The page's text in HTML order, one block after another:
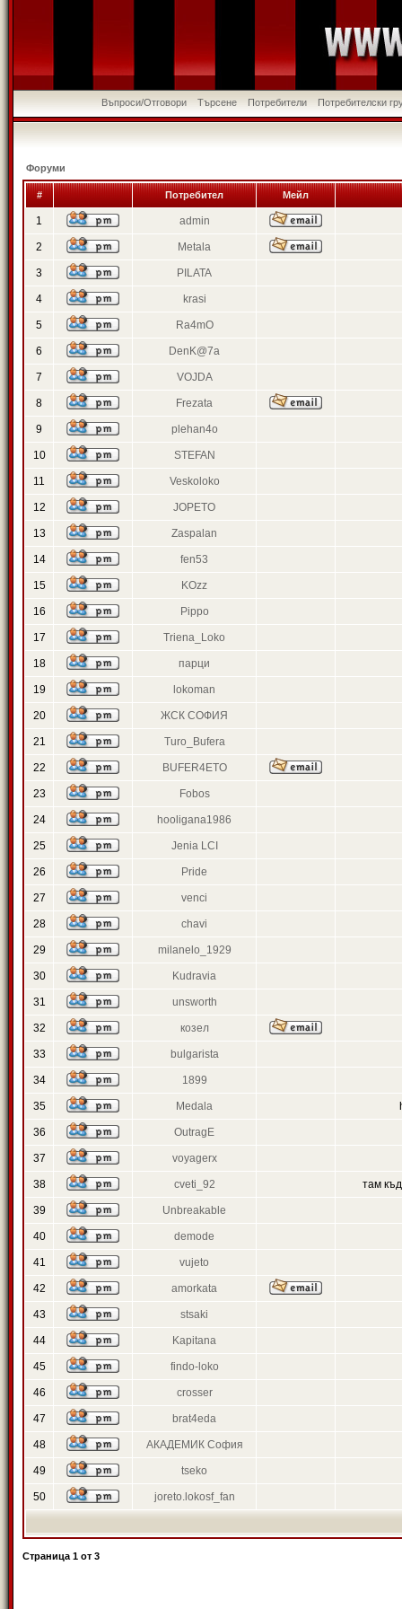
Въпроси/Отговори Търсене Потребители Потребителски
Форуми
# Потребител Мейл
1 admin
2 Metala
3 PILATA
4 krasi
5 Ra4mO
6 DenK@7a
7 VOJDA
8 Frezata
9 plehan4o
10 STEFAN
11 Veskoloko
12 JOPETO
13 Zaspalan
14 fen53
15 KOzz
16 Pippo
17 Triena_Loko
18 парци
19 lokoman
20 ЖСК СОФИЯ
21 Turo_Bufera
22 BUFER4ETO
23 Fobos
24 hooligana1986
25 Jenia LCI
26 Pride
27 venci
28 chavi
29 milanelo_1929
30 Kudravia
31 unsworth
32 козел
33 bulgarista
34 1899
35 Medala
36 OutragE
37 voyagerx
38 cveti_92 там
39 Unbreakable
40 demode
41 vujeto
42 amorkata
43 stsaki
44 Kapitana
45 findo-loko
46 crosser
47 brat4eda
48 АКАДЕМИК София
49 tseko
50 joreto.lokosf_fan
Страница 1 от 3